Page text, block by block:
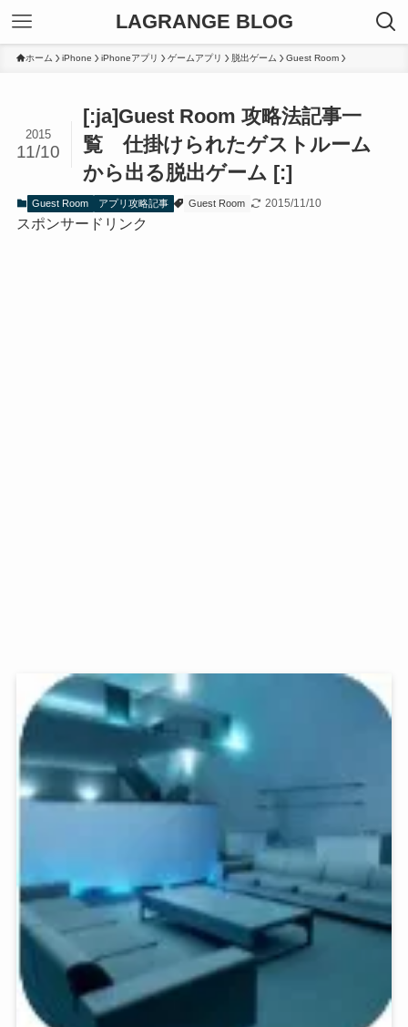
LAGRANGE BLOG
ホーム iPhone iPhoneアプリ ゲームアプリ 脱出ゲーム Guest Room
[:ja]Guest Room 攻略法記事一
覧 仕掛けられたゲストルーム
から出る脱出ゲーム [:]
2015
11/10
Guest Room アプリ攻略記事 Guest Room 2015/11/10
スポンサードリンク